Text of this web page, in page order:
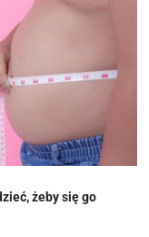
żeby się go